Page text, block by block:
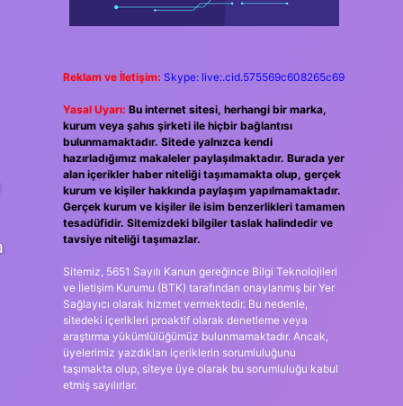
Reklam ve İletişim: Skype: live:.cid.575569c608265c69
Yasal Uyarı: Bu internet sitesi, herhangi bir marka,
kurum veya şahıs şirketi ile hiçbir bağlantısı
bulunmamaktadır. Sitede yalnızca kendi
hazırladığımız makaleler paylaşılmaktadır. Burada yer
alan içerikler haber niteliği taşımamakta olup, gerçek
kurum ve kişiler hakkında paylaşım yapılmamaktadır.
Gerçek kurum ve kişiler ile isim benzerlikleri tamamen
tesadüfidir. Sitemizdeki bilgiler taslak halindedir ve
tavsiye niteliği taşımazlar.
Sitemiz, 5651 Sayılı Kanun gereğince Bilgi Teknolojileri
ve İletişim Kurumu (BTK) tarafından onaylanmış bir Yer
Sağlayıcı olarak hizmet vermektedir. Bu nedenle,
sitedeki içerikleri proaktif olarak denetleme veya
araştırma yükümlülüğümüz bulunmamaktadır. Ancak,
üyelerimiz yazdıkları içeriklerin sorumluluğunu
taşımakta olup, siteye üye olarak bu sorumluluğu kabul
etmiş sayılırlar.